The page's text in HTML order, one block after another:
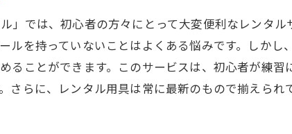
料金プランの比較と選び方
沢駅周辺の便利な立地を活用
ストパフォーマンスを高めるためのポイント
ナライズドレッスンプランで短期間で上達ウテミル
」では、初心者の方々にとって大変便利なレンタ
ルを持っていないことはよくある悩みです。しかし
ることができます。このサービスは、初心者が練
さらに、レンタル用具は常に最新のもので揃えら